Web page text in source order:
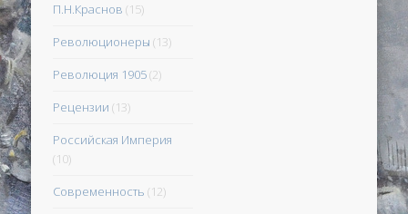
П.Н.Краснов (15)
Революционеры (13)
Революция 1905(2)
Рецензии (13)
Российская Империя
(10)
Современность (12)